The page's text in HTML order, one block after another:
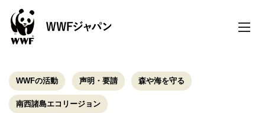
toggle
WWFの活動 声明・要請 森や海を守る
南西諸島エコリージョン